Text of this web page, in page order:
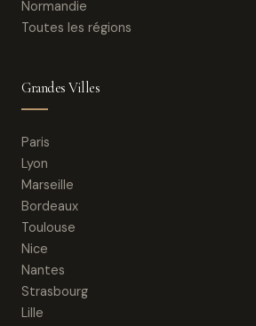
Normandie
Toutes les régions
Grandes Villes
Paris
Lyon
Marseille
Bordeaux
Toulouse
Nice
Nantes
Strasbourg
Lille